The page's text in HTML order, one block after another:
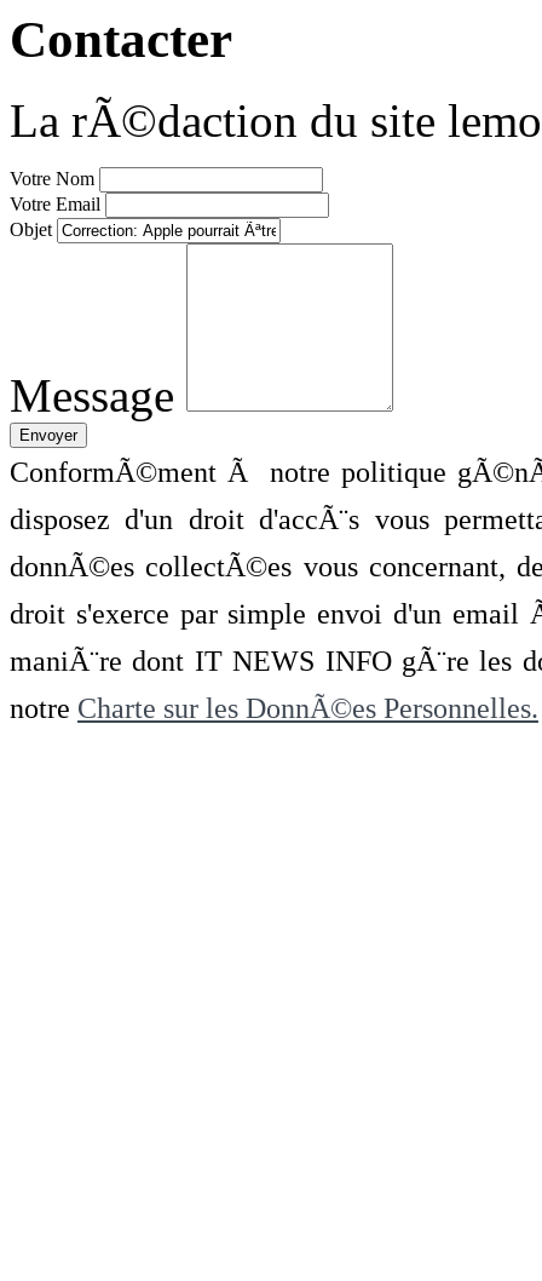
Contacter
La rÃ©daction du site
Votre Nom
Votre Email
Objet
Message
ConformÃ©ment Ã notre politique
disposez d'un droit d'accÃ¨s vous
donnÃ©es collectÃ©es vous concernant,
droit s'exerce par simple envoi d'un
maniÃ¨re dont IT NEWS INFO gÃ¨re les
notre Charte sur les DonnÃ©es Personnelles.